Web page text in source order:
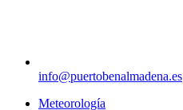
info@puertobenalmadena.es
Meteorología